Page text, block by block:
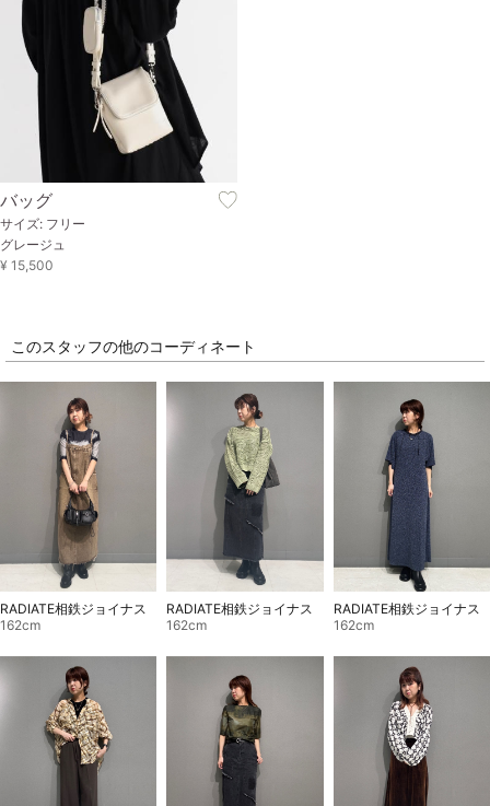
バッグ
サイズ: フリー
グレージュ
¥ 15,500
このスタッフの他のコーディネート
RADIATE相鉄ジョイナス
162cm
RADIATE相鉄ジョイナス
162cm
RADIATE相鉄ジョイナス
162cm